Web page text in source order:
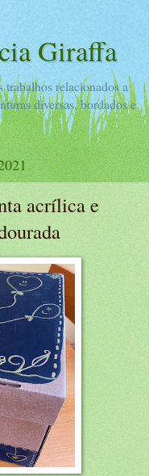
Giraffa
relacionados a
diversas, bordados e
acrílica e